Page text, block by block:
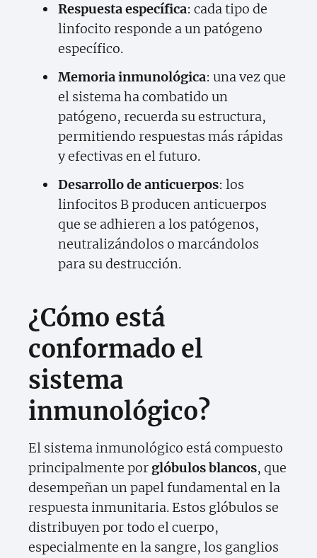
Respuesta específica: cada tipo de
linfocito responde a un patógeno
específico.
Memoria inmunológica: una vez que
el sistema ha combatido un
patógeno, recuerda su estructura,
permitiendo respuestas más rápidas
y efectivas en el futuro.
Desarrollo de anticuerpos: los
linfocitos B producen anticuerpos
que se adhieren a los patógenos,
neutralizándolos o marcándolos
para su destrucción.
¿Cómo está
conformado el
sistema
inmunológico?
El sistema inmunológico está compuesto
principalmente por glóbulos blancos, que
desempeñan un papel fundamental en la
respuesta inmunitaria. Estos glóbulos se
distribuyen por todo el cuerpo,
especialmente en la sangre, los ganglios